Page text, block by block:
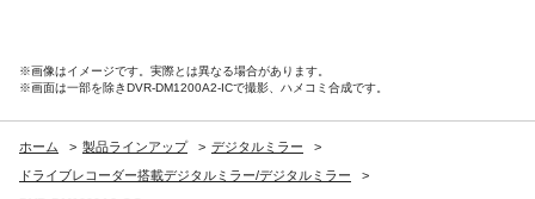
※画像はイメージです。実際とは異なる場合があります。
※画面は一部を除きDVR-DM1200A2-ICで撮影、ハメコミ合成です。
ホーム 製品ラインアップ
デジタルミラー
ドライブレコーダー搭載デジタルミラー/デジタルミラー